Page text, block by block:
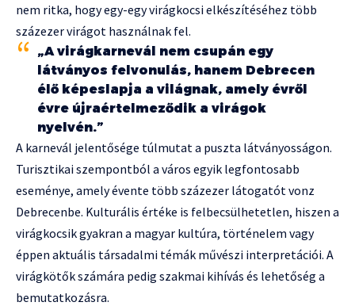
nem ritka, hogy egy-egy virágkocsi elkészítéséhez több
százezer virágot használnak fel.
„A virágkarnevál nem csupán egy
látványos felvonulás, hanem Debrecen
élő képeslapja a világnak, amely évről
évre újraértelmeződik a virágok
nyelvén.”
A karnevál jelentősége túlmutat a puszta látványosságon.
Turisztikai szempontból a város egyik legfontosabb
eseménye, amely évente több százezer látogatót vonz
Debrecenbe. Kulturális értéke is felbecsülhetetlen, hiszen a
virágkocsik gyakran a magyar kultúra, történelem vagy
éppen aktuális társadalmi témák művészi interpretációi. A
virágkötők számára pedig szakmai kihívás és lehetőség a
bemutatkozásra.